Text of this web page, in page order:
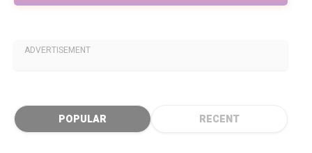
ADVERTISEMENT
POPULAR RECENT